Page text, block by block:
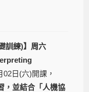
訓練)】周六
日(六)開課，
，並結合「人機協